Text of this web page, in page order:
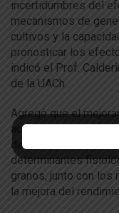
incertidumbres del
mecanismos de
cultivos y la
pronosticar los
indicó el Prof.
de la UACh.
Agregó que el
actuales trade-offs
del rendimiento. En
determinantes
granos, junto con los
la mejora del